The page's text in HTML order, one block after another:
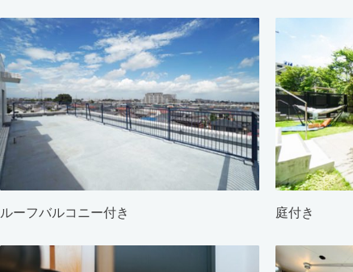
ルーフバルコニー付き 庭付き